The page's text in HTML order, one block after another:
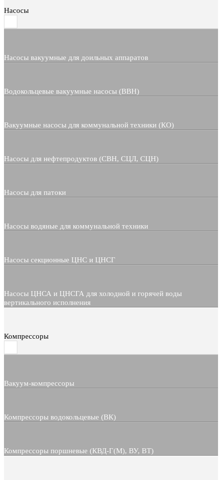
Насосы
Насосы вакуумные для доильных аппаратов
Водокольцевые вакуумные насосы (ВВН)
Вакуумные насосы для коммунальной техники (КО)
Насосы для нефтепродуктов (СВН, СЦЛ, СЦН)
Насосы для патоки
Насосы водяные для коммунальной техники
Насосы секционные ЦНС и ЦНСГ
Насосы ЦНСА и ЦНСГА для холодной и горячей воды
вертикального исполнения
Компрессоры
Вакуум-компрессоры
Компрессоры водокольцевые (ВК)
Компрессоры поршневые (КВД-Г(М), ВУ, ВТ)